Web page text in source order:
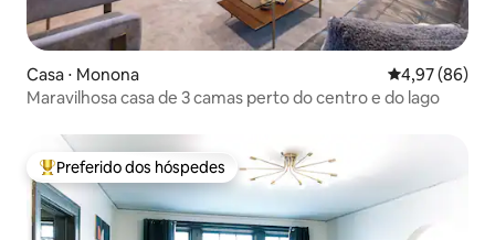
Casa ⋅ Monona 4,97 de uma
4,97 (86)
Maravilhosa casa de 3 camas perto do centro e do lago
Entre os melhores preferidos dos hóspedes
Preferido dos hóspedes